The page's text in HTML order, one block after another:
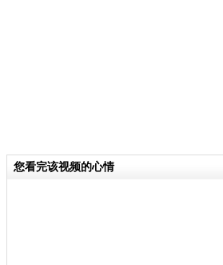
您看完该视频的心情